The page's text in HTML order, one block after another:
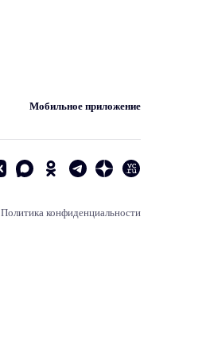
Мобильное приложение
Политика конфиденциальности